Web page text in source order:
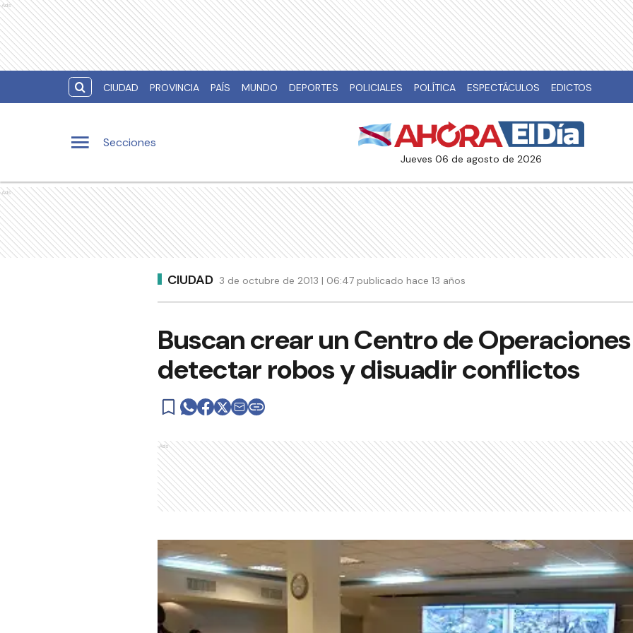
Ads
CIUDAD PROVINCIA PAÍS MUNDO DEPORTES POLICIALES POLÍTICA ESPECTÁCULOS EDICTOS
Secciones
jueves 06 de agosto de 2026
Ads
CIUDAD 3 de octubre de 2013 | 06:47 publicado hace 13 años
Buscan crear un Centro de
detectar robos y disuadir conflictos
Ads